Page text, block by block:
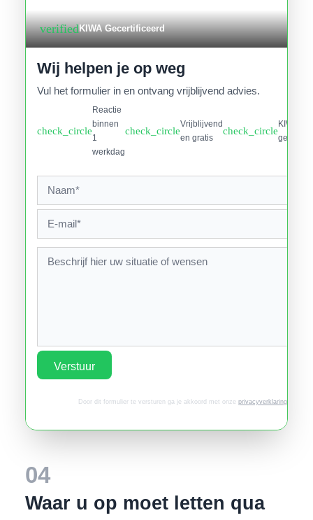
verifiedKIWA Gecertificeerd
Wij helpen je op weg
Vul het formulier in en ontvang vrijblijvend advies.
check_circle
Reactie
binnen
1
werkdag
check_circle
Vrijblijvend
en gratis
check_circle
KIWA
Verstuur
Door dit formulier te versturen ga je akkoord met onze privacyverklaring.
04
Waar u op moet letten qua